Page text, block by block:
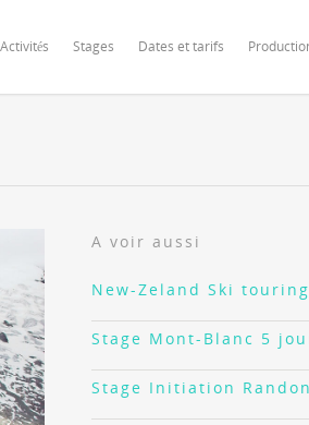
Activités Stages Dates et tarifs
A voir aussi
New-Zeland Ski touring
Stage Mont-Blanc 5
Stage Initiation